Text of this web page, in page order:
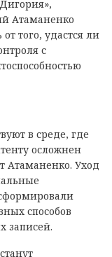
Атаманенко
от того, удастся ли
с
в среде, где
осложнен
Атаманенко. Уход
способов
записей.